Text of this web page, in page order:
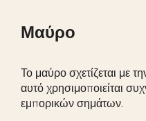
Μαύρο
Το μαύρο σχετίζεται με
αυτό χρησιμοποιείται
εμπορικών σημάτων.